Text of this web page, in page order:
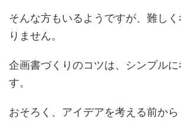
そんな方もいるようですが、難し
りません。
企画書づくりのコツは、シンプル
す。
おそろく、アイデアを考える前か